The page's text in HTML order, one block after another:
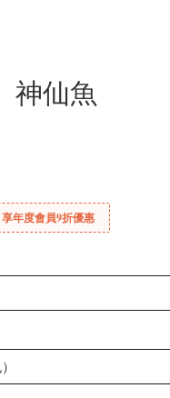
神仙魚
年度會員9折優惠